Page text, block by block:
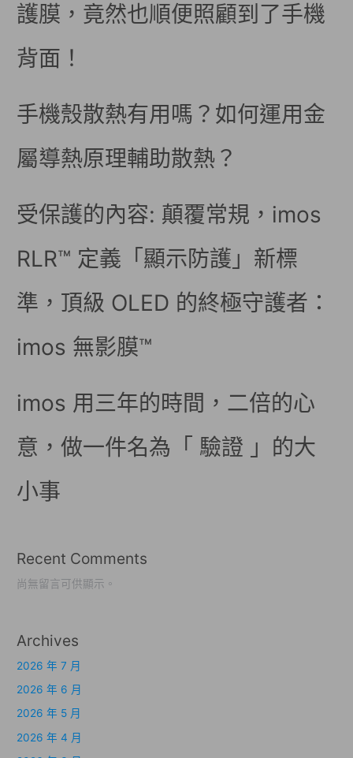
護膜，竟然也順便照顧到了手機
背面！
手機殼散熱有用嗎？如何運用金
屬導熱原理輔助散熱？
受保護的內容: 顛覆常規，imos
RLR™ 定義「顯示防護」新標
準，頂級 OLED 的終極守護者：
imos 無影膜™
imos 用三年的時間，二倍的心
意，做一件名為「 驗證 」的大
小事
Recent Comments
尚無留言可供顯示。
Archives
2026 年 7 月
2026 年 6 月
2026 年 5 月
2026 年 4 月